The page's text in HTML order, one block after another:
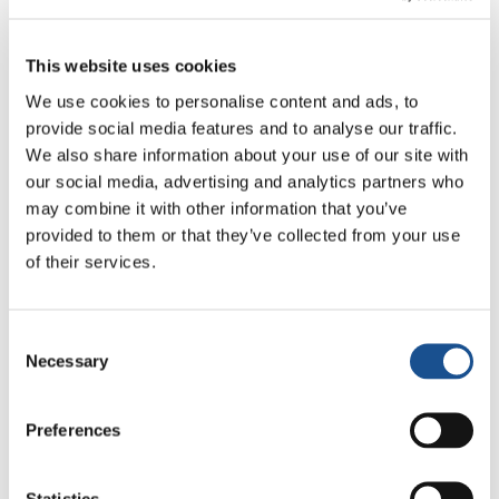
This website uses cookies
We use cookies to personalise content and ads, to
provide social media features and to analyse our traffic.
We also share information about your use of our site with
our social media, advertising and analytics partners who
may combine it with other information that you’ve
provided to them or that they’ve collected from your use
of their services.
Selection
Necessary
Preferences
pauvreté;
projets, qui soient des produits, des
méthodologies ou des actions, susceptibles
d’être mis en œuvre pour la réduction de la
pauvreté.
Pour qui le prix?
Brésil), en particulier ceux inquiets de la réalité,
et qui recherchent des idées innovantes, en
vue d’un impact sur le monde qui les entoure. Il
est donc temps de faire sortir ton idée du